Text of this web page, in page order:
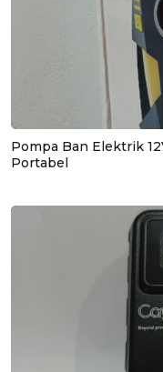
Pompa Ban Elektrik
Portabel